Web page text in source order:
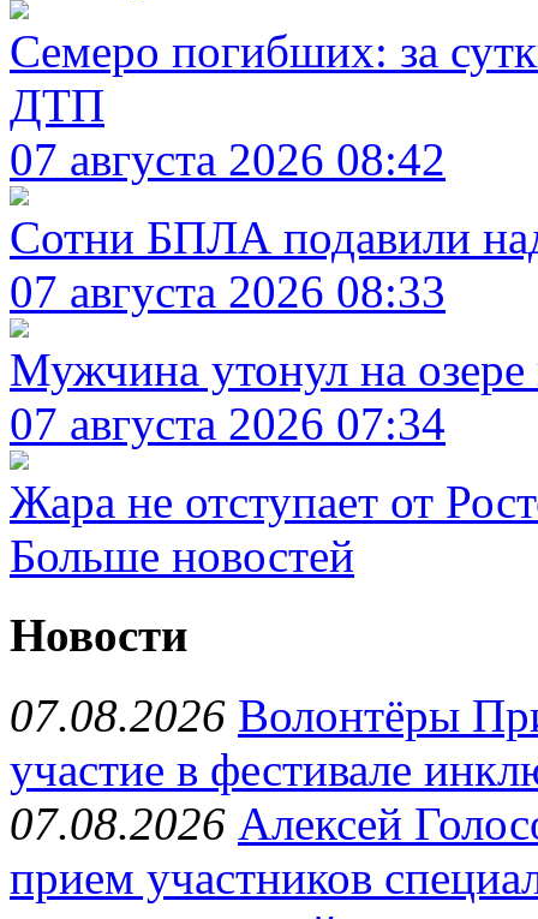
Семеро погибших: за
ДТП
07 августа 2026 08:42
Сотни БПЛА подавили
07 августа 2026 08:33
Мужчина утонул на озере
07 августа 2026 07:34
Жара не отступает от
Больше новостей
Новости
07.08.2026 Волонтёры
участие в фестивале
07.08.2026 Алексей
прием участников